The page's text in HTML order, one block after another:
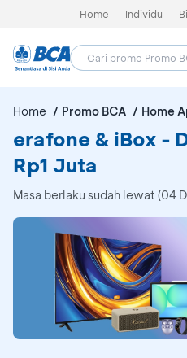
Home Individu
Home Promo BCA Home
erafone & iBox -
Rp1 Juta
Masa berlaku sudah lewat (04